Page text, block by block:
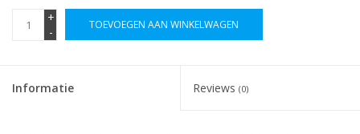
+
-
TOEVOEGEN AAN WINKELWAGEN
Informatie Reviews (0)